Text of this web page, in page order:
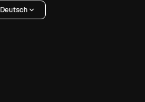
Deutsch